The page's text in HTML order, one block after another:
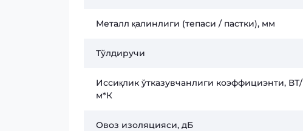
Металл қалинлиги (тепаси / пастки), мм
Тўлдиручи
Иссиқлик ўтказувчанлиги коэффициэнти, ВТ/
м*К
Овоз изоляцияси, дБ